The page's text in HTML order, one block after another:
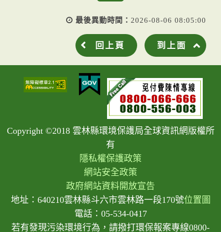
最後異動時間： 2026-08-06 08:05:00
回上頁 到上面
Copyright ©2018 雲林縣環境保護局全球資訊網版權所
有
隱私權保護政策
網站安全政策
政府網站資料開放宣告
地址：640210雲林縣斗六市雲林路一段170號位置圖
電話：05-534-0417
若有發現污染環境行為，請撥打環保報案專線0800-